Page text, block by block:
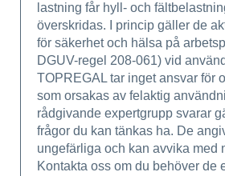
lastning får hyll- och
överskridas. I princip gäller de
för säkerhet och hälsa på
DGUV-regel 208-061) vid
TOPREGAL tar inget ansvar för
som orsakas av felaktig
rådgivande expertgrupp svarar
frågor du kan tänkas ha. De
ungefärliga och kan avvika med
Kontakta oss om du behöver de